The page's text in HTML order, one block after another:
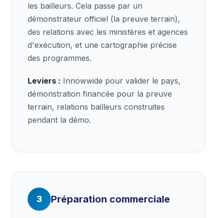
les bailleurs. Cela passe par un
démonstrateur officiel (la preuve terrain),
des relations avec les ministères et agences
d'exécution, et une cartographie précise
des programmes.
Leviers : Innowwide pour valider le pays,
démonstration financée pour la preuve
terrain, relations bailleurs construites
pendant la démo.
3 Préparation commerciale